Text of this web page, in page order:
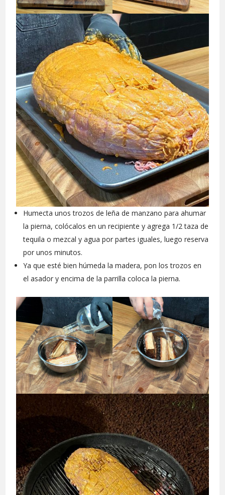
Humecta unos trozos de leña de manzano para ahumar
la pierna, colócalos en un recipiente y agrega 1/2 taza de
tequila o mezcal y agua por partes iguales, luego reserva
por unos minutos.
Ya que esté bien húmeda la madera, pon los trozos en
el asador y encima de la parrilla coloca la pierna.